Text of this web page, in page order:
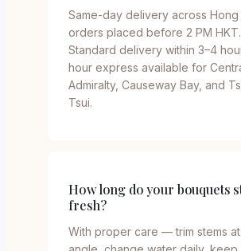
Same-day delivery across
orders placed before 2 PM HKT.
Standard delivery within 3–4
hour express available for
Admiralty, Causeway Bay, and
Tsui.
How long do your bouquets
fresh?
With proper care — trim stems